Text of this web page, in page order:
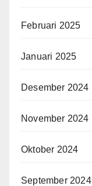
Februari 2025
Januari 2025
Desember 2024
November 2024
Oktober 2024
September 2024